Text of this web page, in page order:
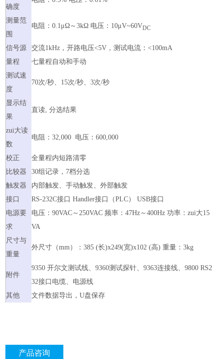
确度
测量范
围
电阻：0.1μΩ～3kΩ 电压：10μV~60VDC
信号源
交流1kHz，开路电压<5V，测试电流：<100mA
量程
七量程自动和手动
测试速
度
70次/秒、15次/秒、3次/秒
显示结
果
直读, 分选结果
zui大读
数
电阻：32,000 电压：600,000
校正
全量程内短路清零
比较器
30组记录，7档分选
触发器
内部触发、手动触发、外部触发
接口
RS-232C接口 Handler接口（PLC） USB接口
电源要
求
电压：90VAC～250VAC 频率：47Hz～400Hz 功率：zui大15
VA
尺寸与
重量
外尺寸（mm）：385 (长)x249(宽)x102 (高) 重量：3kg
附件
9350 开尔文测试线、9360测试探针、9363连接线、9800 RS2
32接口电缆、电源线
其他
文件数据导出，U盘保存
产品咨询